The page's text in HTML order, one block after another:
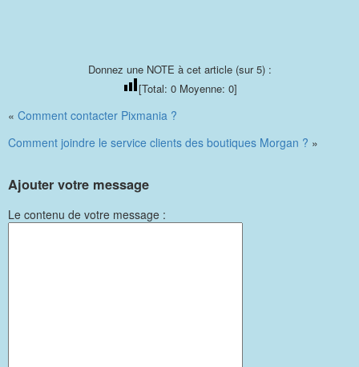
Donnez une NOTE à cet article (sur 5) :
[Total: 0Moyenne: 0]
« Comment contacter Pixmania ?
Comment joindre le service clients des boutiques Morgan ? »
Ajouter votre message
Le contenu de votre message :